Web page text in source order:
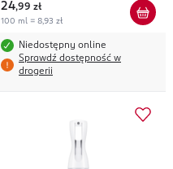
24,99 zł
100 ml = 8,93 zł
Niedostępny online
Sprawdź dostępność w
drogerii